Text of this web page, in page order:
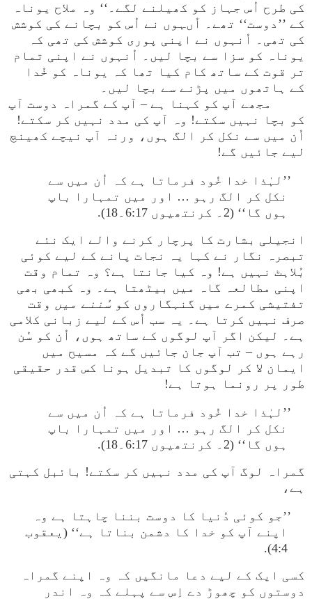
کی طرح اُس جہاز کو کھیلنے لگے۔‘‘ وہ ملاح یوناہ
کے ’’دوست‘‘ تھے۔ اُںہوں نے اُس کو بچانے کی کوشش
کی تھی۔ اُنہوں نے اپنی پوری کوشش کی تھی کہ
یوناہ کو سزا سے بچا لیں۔ اُنہوں نے اپنی تمام
تر قوت کے ساتھ کام کیا تھا کہ یوناہ کو خُدا
کے ہاتھوں میں پڑنے سے بچا لیں۔
مجھے آپ کو کہنا ہے – آپ کے گمراہ دوست آپ
کو بچا نہیں سکتے! وہ آپ کی مدد نہیں کر سکتے!
اُن میں سے نکل کر الگ ہوں، ورنہ آپ نیچے کھینچ
لیے جائیں گے!
’’لہٰذا خدا خُود فرماتا ہے کہ اُن میں سے
نکل کر الگ رہو … اور میں تمہارا باپ
ہوں گا‘‘ (2۔ کرنتھیوں 6:17۔18).
انجیلی بشارت کا پرچار کرنے والے ایک نئے
تبصرہ نگار نے کہا یہ نجات پانے کے لیے کوئی
بُلاہٹ نہیں ہے! وہ کیا جانتا ہے؟ وہ تمام وقت
اپنی مطالعہ گاہ میں بیٹھتا ہے۔ وہ کبھی بھی
تفتیشی کمرے میں گنہگاروں کو سُننے میں وقت
صرف نہیں کرتا ہے۔ یہ سب اُس کے لیے زبانی کلامی
ہے۔ لیکن اگر آپ لوگوں کے ساتھ ہوں، اُن کو سُن
رہے ہوں – تب آپ جان جائیں گے کہ مسیح میں
ایمان لا کر لوگوں کا تبدیل ہونا کس قدر حقیقی
طور پر رونما ہوتا ہے!
’’لہٰذا خدا خُود فرماتا ہے کہ اُن میں سے
نکل کر الگ رہو … اور میں تمہارا باپ
ہوں گا‘‘ (2۔ کرنتھیوں 6:17۔18).
گمراہ لوگ آپ کی مدد نہیں کر سکتے! بائبل کہتی
ہے،
’’جو کوئی دُنیا کا دوست بننا چاہتا ہے وہ
اپنے آپ کو خدا کا دشمن بناتا ہے‘‘ (یعقوب
4:4).
کسی ایک کے لیے دعا مانگیں کہ وہ اپنے گمراہ
دوستوں کو چھوڑ دے اِس سے پہلے کہ وہ اندر